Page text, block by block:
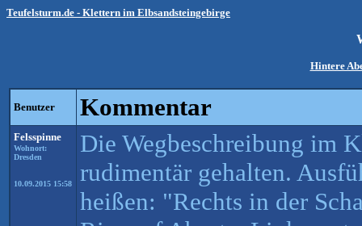
Teufelsturm.de - Klettern im Elbsandsteingebirge
Hintere
Benutzer Kommentar
Felsspinne
Wohnort:
Dresden
10.09.2015 15:58
Die Wegbeschreibung im
rudimentär gehalten.
heißen: "Rechts in der